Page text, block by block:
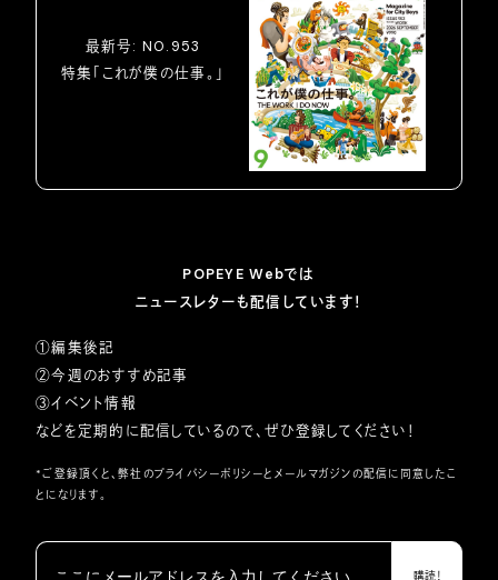
最新号: NO.953
特集「これが僕の仕事。」
POPEYE Webでは
ニュースレターも配信しています！
①編集後記
②今週のおすすめ記事
③イベント情報
などを定期的に配信しているので、ぜひ登録してください！
*ご登録頂くと、弊社のプライバシーポリシーとメールマガジンの配信に同意したこ
とになります。